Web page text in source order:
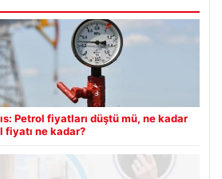
Petrol fiyatları düştü mü, ne kadar
fiyatı ne kadar?